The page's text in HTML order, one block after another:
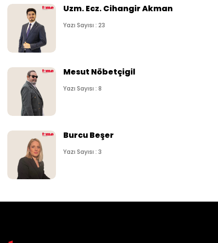
Uzm. Ecz. Cihangir Akman
Yazı Sayısı : 23
Mesut Nöbetçigil
Yazı Sayısı : 8
Burcu Beşer
Yazı Sayısı : 3